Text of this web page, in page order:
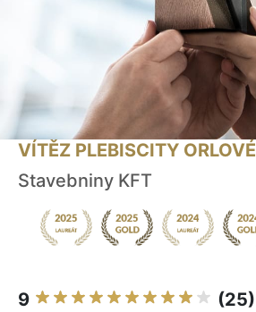
VÍTĚZ PLEBISCITY ORLOVÉ
Stavebniny KFT
9 (25)